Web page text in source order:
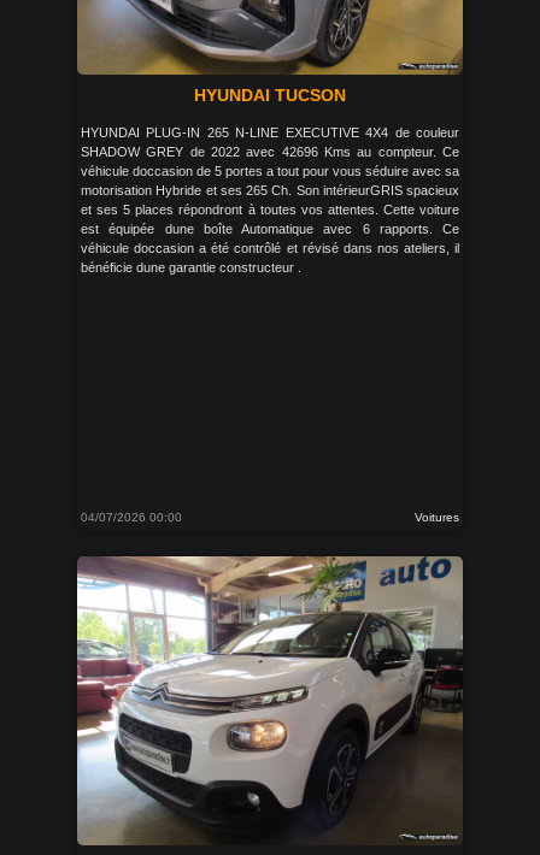
HYUNDAI TUCSON
HYUNDAI PLUG-IN 265 N-LINE EXECUTIVE 4X4 de couleur
SHADOW GREY de 2022 avec 42696 Kms au compteur. Ce
véhicule doccasion de 5 portes a tout pour vous séduire avec sa
motorisation Hybride et ses 265 Ch. Son intérieurGRIS spacieux
et ses 5 places répondront à toutes vos attentes. Cette voiture
est équipée dune boîte Automatique avec 6 rapports. Ce
véhicule doccasion a été contrôlé et révisé dans nos ateliers, il
bénéficie dune garantie constructeur .
04/07/2026 00:00 Voitures